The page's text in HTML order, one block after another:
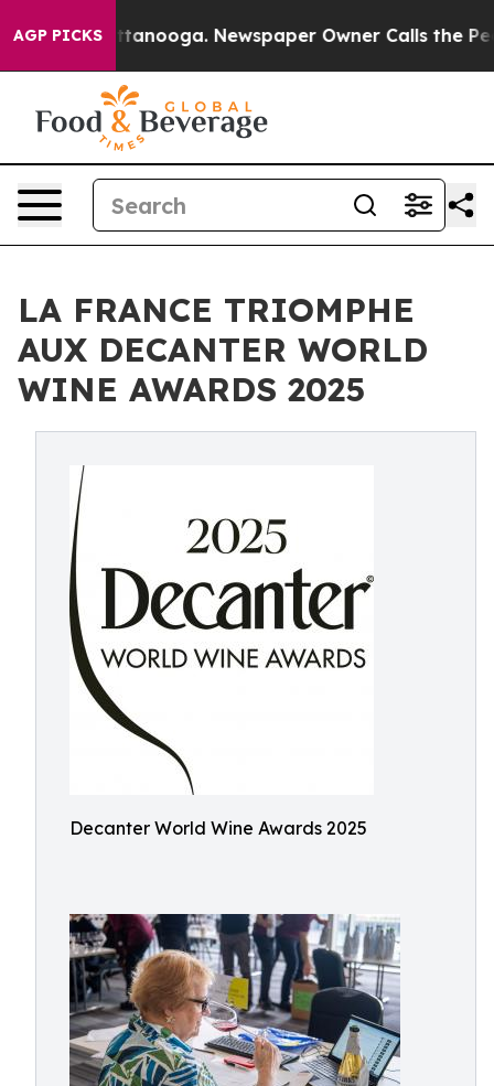
AGP PICKS
Chattanooga. Newspaper Owner Calls the People
LA FRANCE TRIOMPHE
AUX DECANTER WORLD
WINE AWARDS 2025
Decanter World Wine Awards 2025